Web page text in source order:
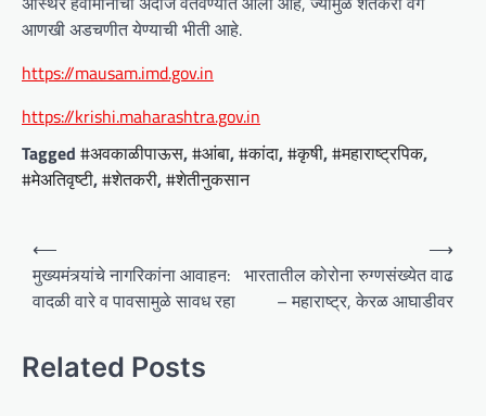
आणखी अडचणीत येण्याची भीती आहे.
https://mausam.imd.gov.in
https://krishi.maharashtra.gov.in
Tagged #अवकाळीपाऊस,#आंबा,#कांदा,#कृषी,#महाराष्ट्रपिक,
#मेअतिवृष्टी,#शेतकरी,#शेतीनुकसान
o
n
⟵
मुख्यमंत्र्यांचे नागरिकांना आवाहन:
वादळी वारे व पावसामुळे सावध रहा
भारतातील कोरोना रुग्णसंख्येत वाढ
– महाराष्ट्र, केरळ आघाडीवर
⟶
Related Posts